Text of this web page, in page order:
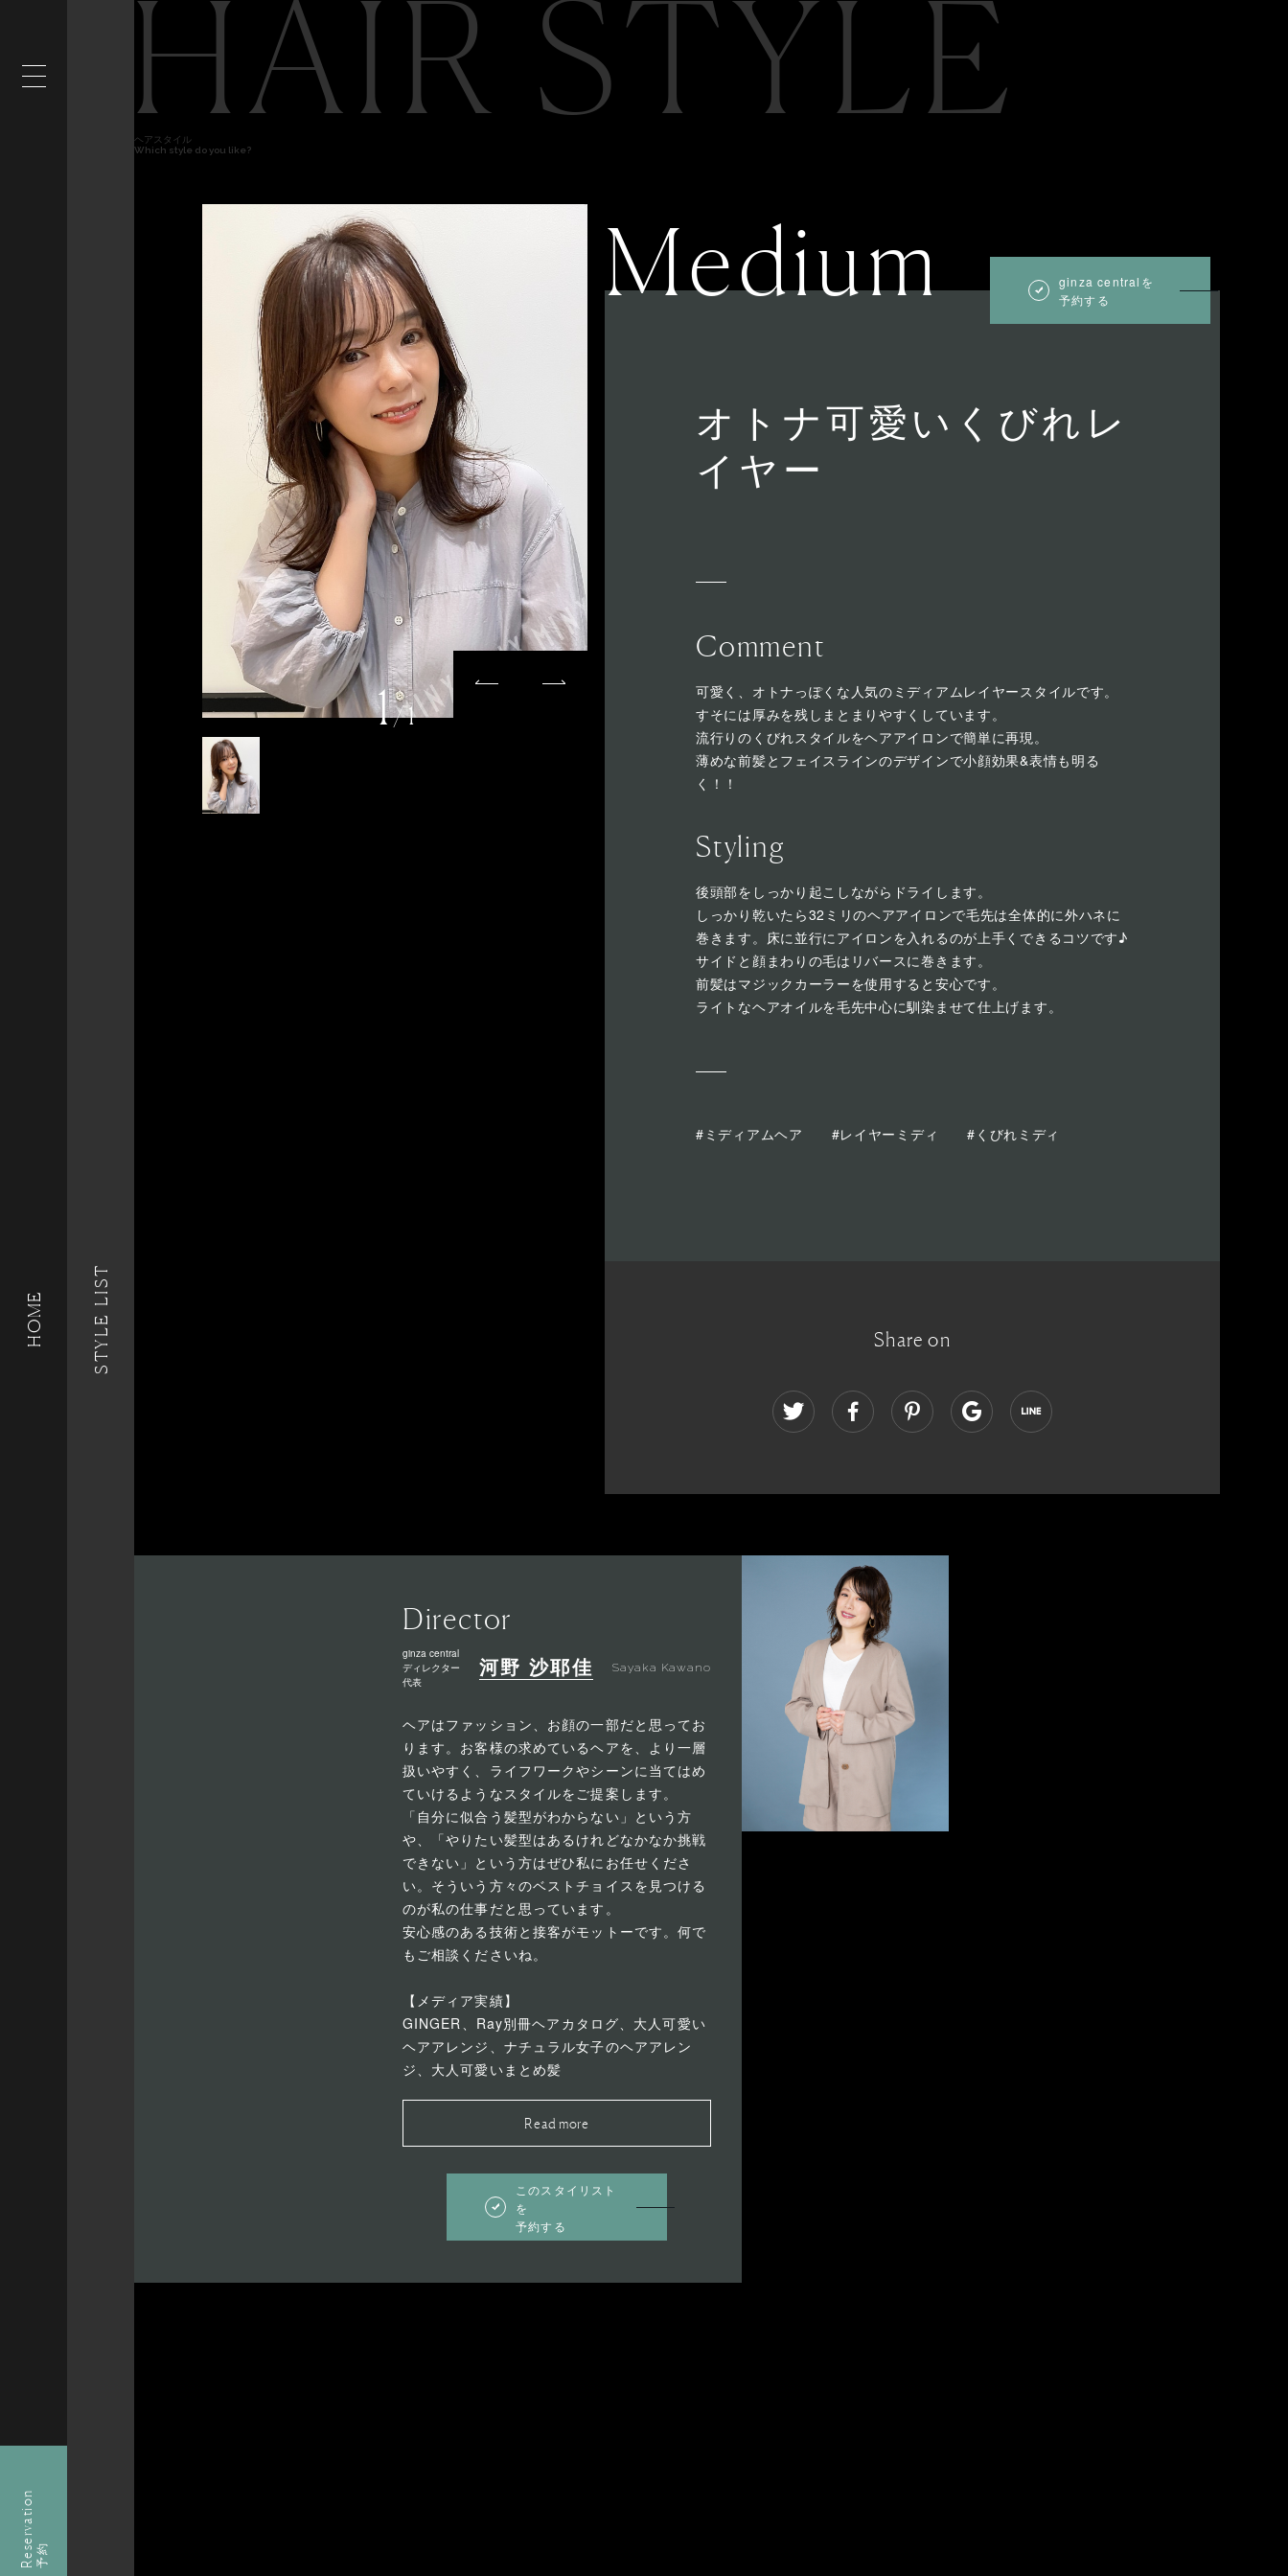
HOME
Reservation予約
STYLE LIST
HAIR STYLE
ヘアスタイル
Which style do you like?
1/1
Medium
ginza centralを
予約する
オトナ可愛いくびれレ
イヤー
Comment
可愛く、オトナっぽくな人気のミディアムレイヤースタイルです。
すそには厚みを残しまとまりやすくしています。
流行りのくびれスタイルをヘアアイロンで簡単に再現。
薄めな前髪とフェイスラインのデザインで小顔効果&表情も明る
く！！
Styling
後頭部をしっかり起こしながらドライします。
しっかり乾いたら32ミリのヘアアイロンで毛先は全体的に外ハネに
巻きます。床に並行にアイロンを入れるのが上手くできるコツです♪
サイドと顔まわりの毛はリバースに巻きます。
前髪はマジックカーラーを使用すると安心です。
ライトなヘアオイルを毛先中心に馴染ませて仕上げます。
#ミディアムヘア #レイヤーミディ #くびれミディ
Share on
Director
ginza central
ディレクター
代表
河野 沙耶佳 Sayaka Kawano
ヘアはファッション、お顔の一部だと思ってお
ります。お客様の求めているヘアを、より一層
扱いやすく、ライフワークやシーンに当てはめ
ていけるようなスタイルをご提案します。
「自分に似合う髪型がわからない」という方
や、「やりたい髪型はあるけれどなかなか挑戦
できない」という方はぜひ私にお任せくださ
い。そういう方々のベストチョイスを見つける
のが私の仕事だと思っています。
安心感のある技術と接客がモットーです。何で
もご相談くださいね。
【メディア実績】
GINGER、Ray別冊ヘアカタログ、大人可愛い
ヘアアレンジ、ナチュラル女子のヘアアレン
ジ、大人可愛いまとめ髪
Read more
このスタイリスト
を
予約する